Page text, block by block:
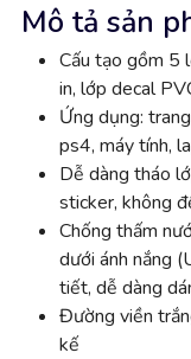
Mô tả sản
Cấu tạo gồm 5
in, lớp decal
Ứng dụng:
ps4, máy tính,
Dễ dàng tháo
sticker, không
Chống thấm
dưới ánh nắng
tiết, dễ dàng
Đường viền
kế